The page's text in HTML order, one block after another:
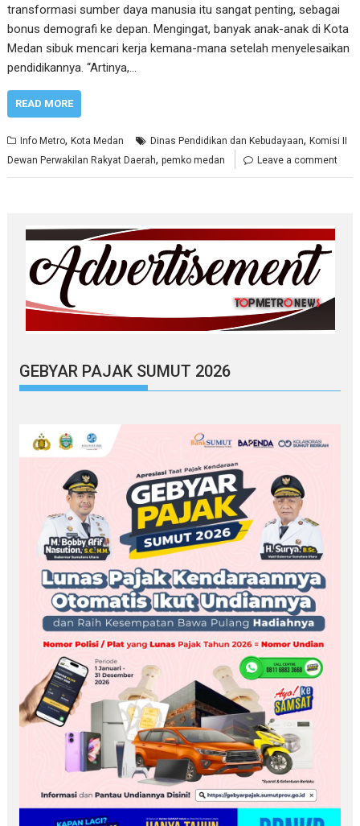
transformasi sumber daya manusia itu sangat penting, sebagai
bonus demografi ke depan. Mengingat, banyak anak-anak di Kota
Medan sibuk mencari kerja kemana-mana setelah menyelesaikan
pendidikannya. “Artinya,…
READ MORE
Info Metro,Kota Medan Dinas Pendidikan dan Kebudayaan,Komisi II
Dewan Perwakilan Rakyat Daerah,pemko medan Leave a comment
GEBYAR PAJAK SUMUT 2026